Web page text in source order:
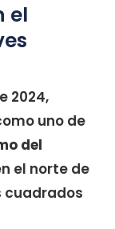
el
2024,
uno de
del
el norte de
cuadrados